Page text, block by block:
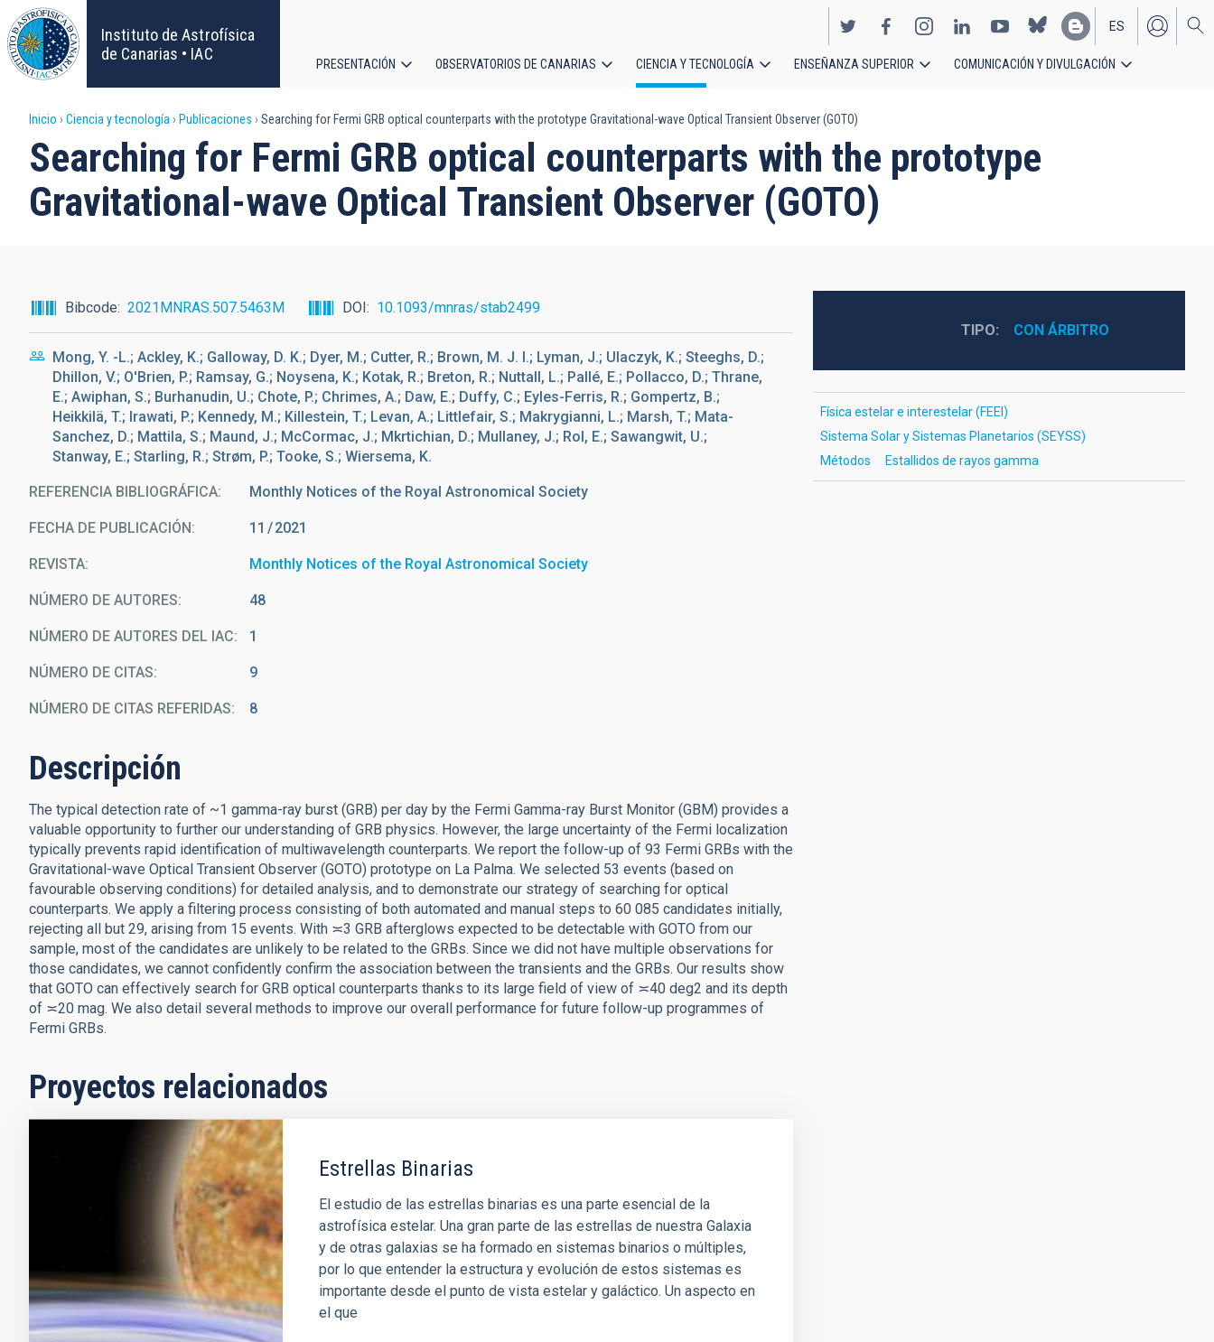
Pasar
al
contenido
principal
Instituto de Astrofísica
de Canarias • IAC
EN
ES
principal
PRESENTACIÓN OBSERVATORIOS DE CANARIAS CIENCIA Y TECNOLOGÍA ENSEÑANZA SUPERIOR COMUNICACIÓN Y DIVULGACIÓN
Sobrescribir
enlaces
de
a
la
navegación
Inicio Ciencia y tecnología Publicaciones Searching for Fermi GRB optical counterparts with the prototype Gravitational-wave Optical Transient Observer (GOTO)
Searching for Fermi GRB optical counterparts with the prototype
Gravitational-wave Optical Transient Observer (GOTO)
Bibcode 2021MNRAS.507.5463M DOI 10.1093/mnras/stab2499
Mong, Y. -L.; Ackley, K.; Galloway, D. K.; Dyer, M.; Cutter, R.; Brown, M. J. I.; Lyman, J.; Ulaczyk, K.; Steeghs, D.;
Dhillon, V.; O'Brien, P.; Ramsay, G.; Noysena, K.; Kotak, R.; Breton, R.; Nuttall, L.; Pallé, E.; Pollacco, D.; Thrane,
E.; Awiphan, S.; Burhanudin, U.; Chote, P.; Chrimes, A.; Daw, E.; Duffy, C.; Eyles-Ferris, R.; Gompertz, B.;
Heikkilä, T.; Irawati, P.; Kennedy, M.; Killestein, T.; Levan, A.; Littlefair, S.; Makrygianni, L.; Marsh, T.; Mata-
Sanchez, D.; Mattila, S.; Maund, J.; McCormac, J.; Mkrtichian, D.; Mullaney, J.; Rol, E.; Sawangwit, U.;
Stanway, E.; Starling, R.; Strøm, P.; Tooke, S.; Wiersema, K.
REFERENCIA BIBLIOGRÁFICA Monthly Notices of the Royal Astronomical Society
FECHA DE PUBLICACIÓN: 11 2021
REVISTA Monthly Notices of the Royal Astronomical Society
NÚMERO DE AUTORES 48
NÚMERO DE AUTORES DEL IAC 1
NÚMERO DE CITAS 9
NÚMERO DE CITAS REFERIDAS 8
Descripción
The typical detection rate of ~1 gamma-ray burst (GRB) per day by the Fermi Gamma-ray Burst Monitor (GBM) provides a
valuable opportunity to further our understanding of GRB physics. However, the large uncertainty of the Fermi localization
typically prevents rapid identification of multiwavelength counterparts. We report the follow-up of 93 Fermi GRBs with the
Gravitational-wave Optical Transient Observer (GOTO) prototype on La Palma. We selected 53 events (based on
favourable observing conditions) for detailed analysis, and to demonstrate our strategy of searching for optical
counterparts. We apply a filtering process consisting of both automated and manual steps to 60 085 candidates initially,
rejecting all but 29, arising from 15 events. With ≍3 GRB afterglows expected to be detectable with GOTO from our
sample, most of the candidates are unlikely to be related to the GRBs. Since we did not have multiple observations for
those candidates, we cannot confidently confirm the association between the transients and the GRBs. Our results show
that GOTO can effectively search for GRB optical counterparts thanks to its large field of view of ≍40 deg2 and its depth
of ≍20 mag. We also detail several methods to improve our overall performance for future follow-up programmes of
Fermi GRBs.
Proyectos relacionados
Estrellas Binarias
El estudio de las estrellas binarias es una parte esencial de la
astrofísica estelar. Una gran parte de las estrellas de nuestra Galaxia
y de otras galaxias se ha formado en sistemas binarios o múltiples,
por lo que entender la estructura y evolución de estos sistemas es
importante desde el punto de vista estelar y galáctico. Un aspecto en
el que
TIPO CON ÁRBITRO
Física estelar e interestelar (FEEI)
Sistema Solar y Sistemas Planetarios (SEYSS)
Métodos
Estallidos de rayos gamma